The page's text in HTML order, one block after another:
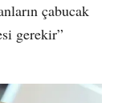
çabucak
gerekir”